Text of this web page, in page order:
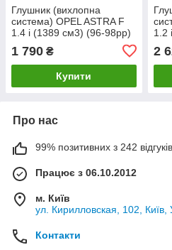
Глушник (вихлопна
система) OPEL ASTRA F
1.4 i (1389 см3) (96-98рр)
(Опель Астра Ф) хетчбек
1 790 ₴
Купити
1.2
2
Про нас
99% позитивних з 242
Працює з 06.10.2012
м. Київ
ул. Кирилловская, 102, Київ,
Контакти